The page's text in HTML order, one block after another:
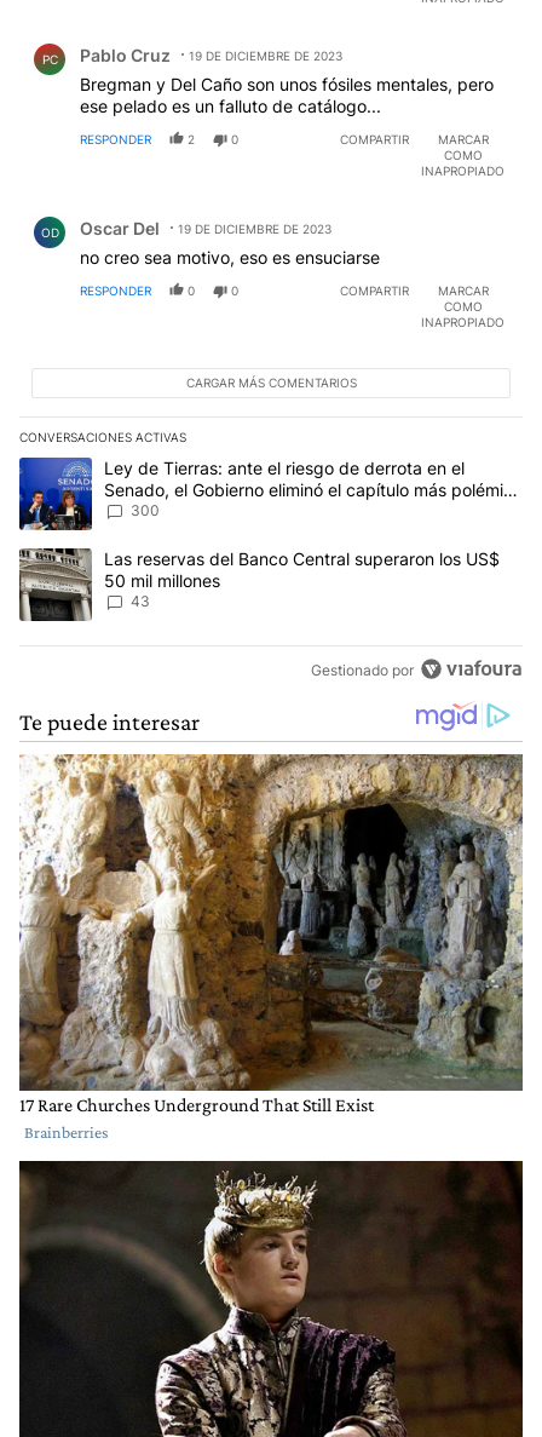
PC Pablo Cruz 19 DE DICIEMBRE DE 2023
Bregman y Del Caño son unos fósiles mentales, pero
ese pelado es un falluto de catálogo...
RESPONDER 2 0 COMPARTIR
MARCAR
COMO
INAPROPIADO
OD Oscar Del 19 DE DICIEMBRE DE 2023
no creo sea motivo, eso es ensuciarse
RESPONDER 0 0 COMPARTIR
MARCAR
COMO
INAPROPIADO
CARGAR MÁS COMENTARIOS
CONVERSACIONES ACTIVAS
Este listado muestra los artículos con más comentarios en los
Un artículo de tendencia con el título "Ley de Tierras: ante el
Ley de Tierras: ante el riesgo de derrota en el
Senado, el Gobierno eliminó el capítulo más polémico
del proyecto
300
Un artículo de tendencia con el título "Las reservas del Banco
Las reservas del Banco Central superaron los US$
50 mil millones
43
Gestionado por